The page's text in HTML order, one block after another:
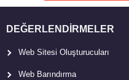
DEĞERLENDIRMELER
Web Sitesi Oluşturucuları
Web Barındırma